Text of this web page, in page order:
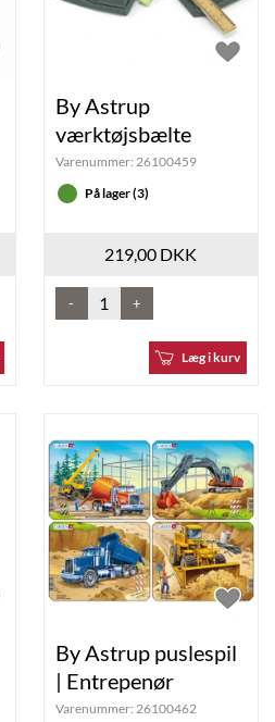
By Astrup
værktøjsbælte
Varenummer: 26100459
På lager (3)
219,00 DKK
- +
Læg i kurv
By Astrup puslespil
| Entrepenør
Varenummer: 26100462